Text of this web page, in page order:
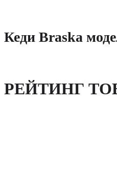
Кеди Braska
РЕЙТИНГ